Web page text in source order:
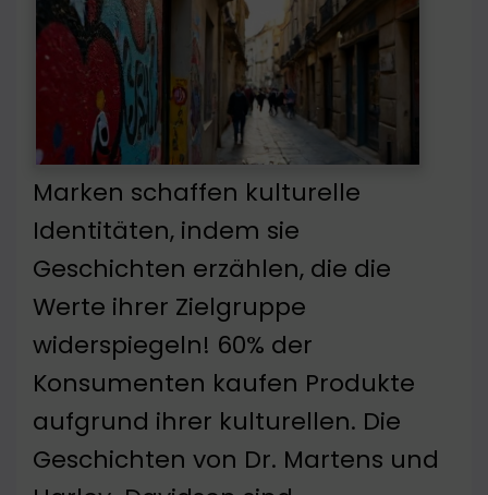
Marken schaffen kulturelle
Identitäten, indem sie
Geschichten erzählen, die die
Werte ihrer Zielgruppe
widerspiegeln! 60% der
Konsumenten kaufen Produkte
aufgrund ihrer kulturellen. Die
Geschichten von Dr. Martens und